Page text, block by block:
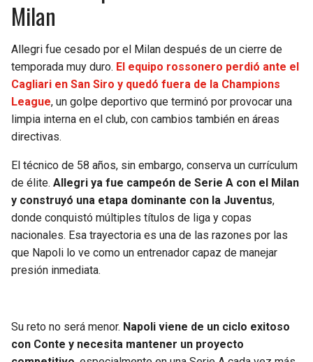
Milan
Allegri fue cesado por el Milan después de un cierre de
temporada muy duro. El equipo rossonero perdió ante el
Cagliari en San Siro y quedó fuera de la Champions
League, un golpe deportivo que terminó por provocar una
limpia interna en el club, con cambios también en áreas
directivas.
El técnico de 58 años, sin embargo, conserva un currículum
de élite. Allegri ya fue campeón de Serie A con el Milan
y construyó una etapa dominante con la Juventus,
donde conquistó múltiples títulos de liga y copas
nacionales. Esa trayectoria es una de las razones por las
que Napoli lo ve como un entrenador capaz de manejar
presión inmediata.
Su reto no será menor. Napoli viene de un ciclo exitoso
con Conte y necesita mantener un proyecto